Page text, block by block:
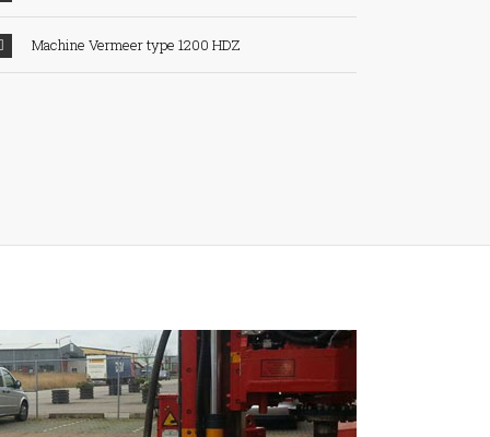
Machine Vermeer type 1200 HDZ